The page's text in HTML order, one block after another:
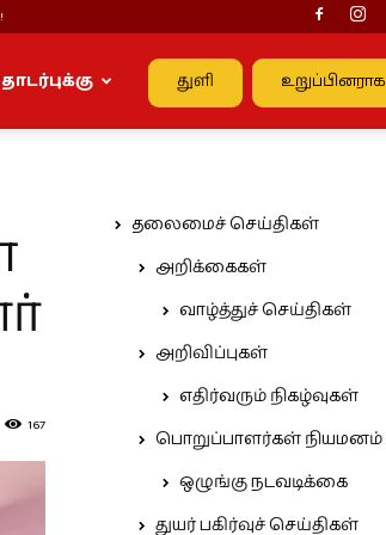
துளி உறுப்பினராக
167
தலைமைச் செய்திகள்
அறிக்கைகள்
வாழ்த்துச் செய்திகள்
அறிவிப்புகள்
எதிர்வரும் நிகழ்வுகள்
பொறுப்பாளர்கள் நியமனம்
ஒழுங்கு நடவடிக்கை
துயர் பகிர்வுச் செய்திகள்